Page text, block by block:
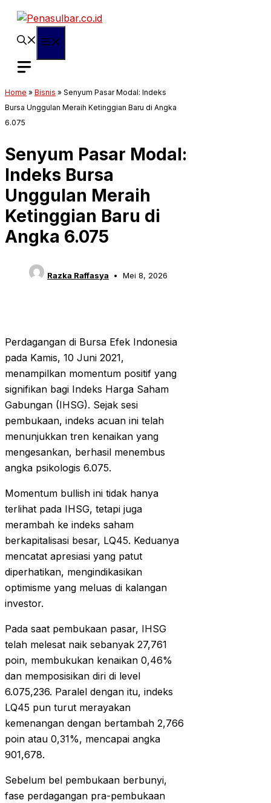
Langsung
Home » Bisnis » Senyum Pasar Modal: Indeks
Bursa Unggulan Meraih Ketinggian Baru di Angka
6.075
Senyum Pasar Modal:
Indeks Bursa
Unggulan Meraih
Ketinggian Baru di
Angka 6.075
Razka Raffasya Mei 8, 2026
Perdagangan di Bursa Efek Indonesia
pada Kamis, 10 Juni 2021,
menampilkan momentum positif yang
signifikan bagi Indeks Harga Saham
Gabungan (IHSG). Sejak sesi
pembukaan, indeks acuan ini telah
menunjukkan tren kenaikan yang
mengesankan, berhasil menembus
angka psikologis 6.075.
Momentum bullish ini tidak hanya
terlihat pada IHSG, tetapi juga
merambah ke indeks saham
berkapitalisasi besar, LQ45. Keduanya
mencatat apresiasi yang patut
diperhatikan, mengindikasikan
optimisme yang meluas di kalangan
investor.
Pada saat pembukaan pasar, IHSG
telah melesat naik sebanyak 27,761
poin, membukukan kenaikan 0,46%
dan memposisikan diri di level
6.075,236. Paralel dengan itu, indeks
LQ45 pun turut merayakan
kemenangan dengan bertambah 2,766
poin atau 0,31%, mencapai angka
901,678.
Sebelum bel pembukaan berbunyi,
fase perdagangan pra-pembukaan